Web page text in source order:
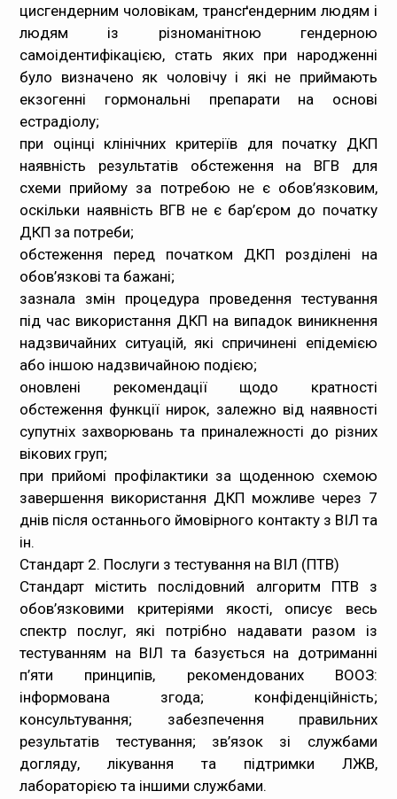
цисгендерним чоловікам, трансґендерним людям і
людям із різноманітною гендерною
самоідентифікацією, стать яких при народженні
було визначено як чоловічу і які не приймають
екзогенні гормональні препарати на основі
естрадіолу;
при оцінці клінічних критеріїв для початку ДКП
наявність результатів обстеження на ВГВ для
схеми прийому за потребою не є обов’язковим,
оскільки наявність ВГВ не є бар’єром до початку
ДКП за потреби;
обстеження перед початком ДКП розділені на
обов’язкові та бажані;
зазнала змін процедура проведення тестування
під час використання ДКП на випадок виникнення
надзвичайних ситуацій, які спричинені епідемією
або іншою надзвичайною подією;
оновлені рекомендації щодо кратності
обстеження функції нирок, залежно від наявності
супутніх захворювань та приналежності до різних
вікових груп;
при прийомі профілактики за щоденною схемою
завершення використання ДКП можливе через 7
днів після останнього ймовірного контакту з ВІЛ та
ін.
Стандарт 2. Послуги з тестування на ВІЛ (ПТВ)
Стандарт містить послідовний алгоритм ПТВ з
обов’язковими критеріями якості, описує весь
спектр послуг, які потрібно надавати разом із
тестуванням на ВІЛ та базується на дотриманні
п’яти принципів, рекомендованих ВООЗ:
інформована згода; конфіденційність;
консультування; забезпечення правильних
результатів тестування; зв’язок зі службами
догляду, лікування та підтримки ЛЖВ,
лабораторією та іншими службами.